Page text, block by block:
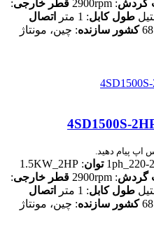
گردش: 2900rpm قطر خارجی:
طول کابل: 1 متر
اتصال
کشور سازنده: چین، مونتاژ
اپ پیام دهید.
توان: 1.5KW_2HP
گردش: 2900rpm قطر خارجی:
طول کابل: 1 متر
اتصال
کشور سازنده: چین، مونتاژ